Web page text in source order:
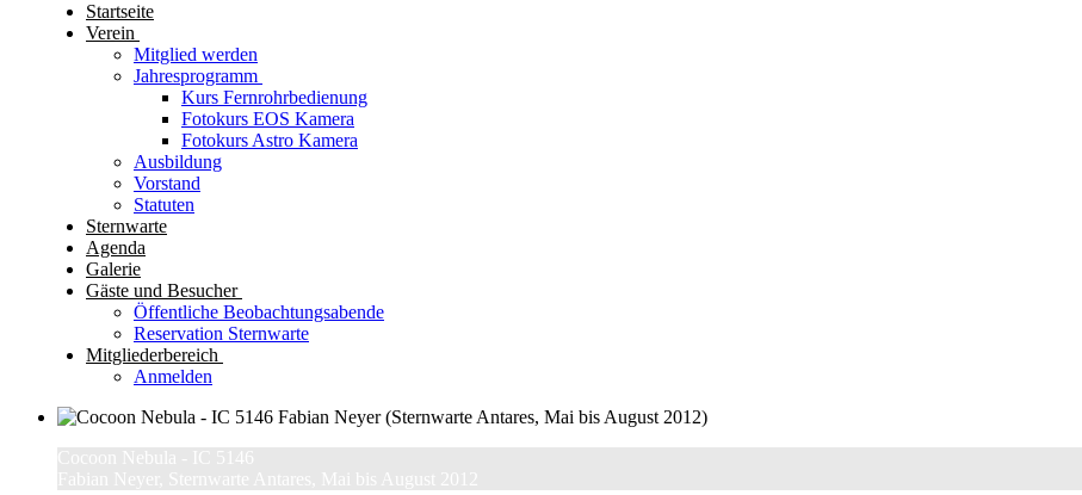
Startseite
Verein
Mitglied werden
Jahresprogramm
Kurs Fernrohrbedienung
Fotokurs EOS Kamera
Fotokurs Astro Kamera
Ausbildung
Vorstand
Statuten
Sternwarte
Agenda
Galerie
Gäste und Besucher
Öffentliche Beobachtungsabende
Reservation Sternwarte
Mitgliederbereich
Anmelden